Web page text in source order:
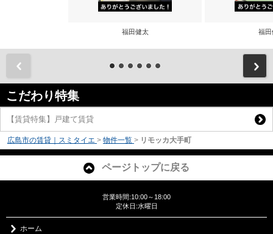
福田健太 福田
こだわり特集
【賃貸特集】戸建て賃貸
広島市の賃貸｜スミタイエ > 物件一覧 > リモッカ大手町
ページトップに戻る
営業時間:10:00～18:00
定休日:水曜日
ホーム